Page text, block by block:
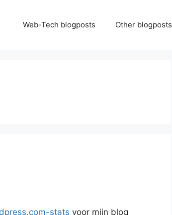
Web-Tech blogposts Other blogposts
stats voor mijn blog